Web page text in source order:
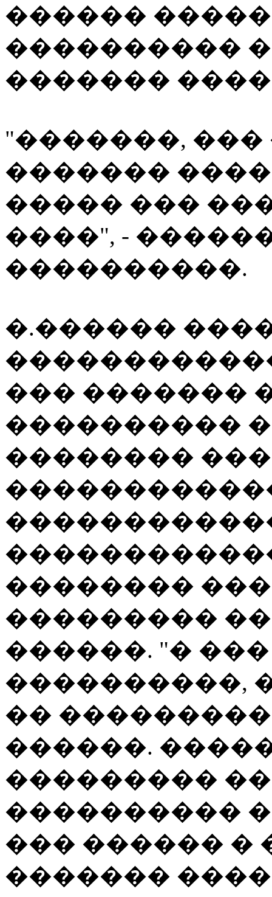
������
����������
�������
"�������, ���
�������
����� ���
����", -
����������.
�.������
��� �������
����������
��������
��������
���������
������. "�
����������,
��
������.
���������
����������
��� ������ �
�������